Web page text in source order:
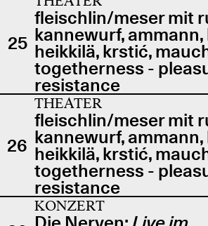
25
fleischlin/meser mit
kannewurf,
heikkilä, krstić,
togetherness -
resistance
26
THEATER
fleischlin/meser mit
kannewurf,
heikkilä, krstić,
togetherness -
resistance
KONZERT